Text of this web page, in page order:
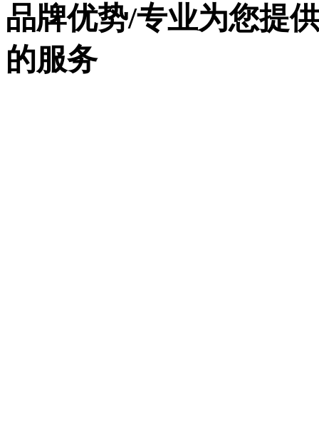
品牌优势/专业为您提
的服务